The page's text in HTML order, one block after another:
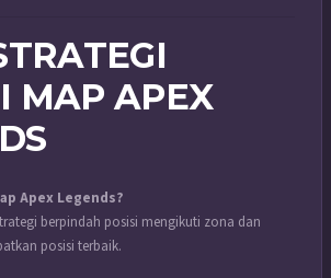
MAP APEX
Apex Legends?
berpindah posisi mengikuti zona dan
posisi terbaik.